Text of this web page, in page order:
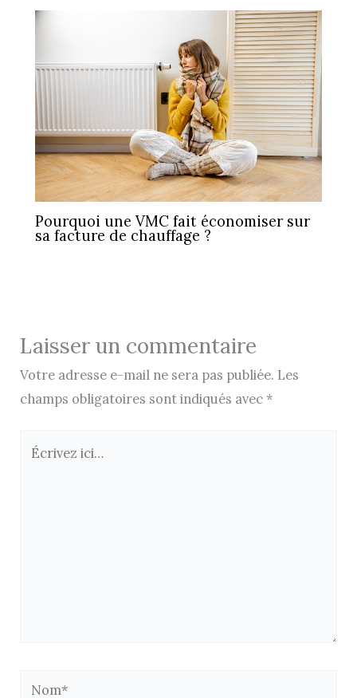
Pourquoi une VMC fait économiser sur
sa facture de chauffage ?
Laisser un commentaire
Votre adresse e-mail ne sera pas publiée. Les
champs obligatoires sont indiqués avec *
Écrivez
Nom*